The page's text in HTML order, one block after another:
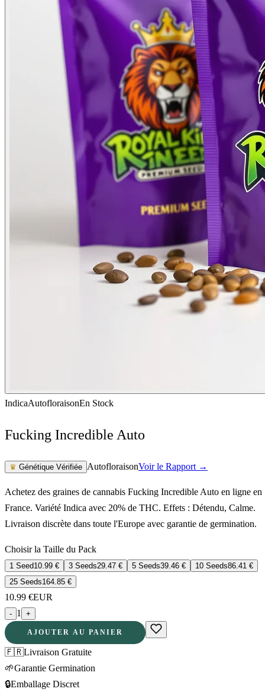
IndicaAutofloraisonEn Stock
Fucking Incredible Auto
♛ Génétique Vérifiée AutofloraisonVoir le Rapport →
Achetez des graines de cannabis Fucking Incredible Auto en ligne en
France. Variété Indica avec 20% de THC. Effets : Détendu, Calme.
Livraison discrète dans toute l'Europe avec garantie de germination.
Choisir la Taille du Pack
1 Seed10.99 € 3 Seeds29.47 € 5 Seeds39.46 € 10 Seeds86.41 €
25 Seeds164.85 €
10.99 €EUR
- 1 +
AJOUTER AU PANIER
🇫🇷Livraison Gratuite
🌱Garantie Germination
🔒Emballage Discret